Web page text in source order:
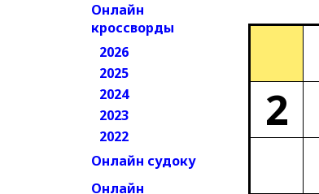
Онлайн
кроссворды
2026
2025
2024
2023
2022
Онлайн судоку
Онлайн
2